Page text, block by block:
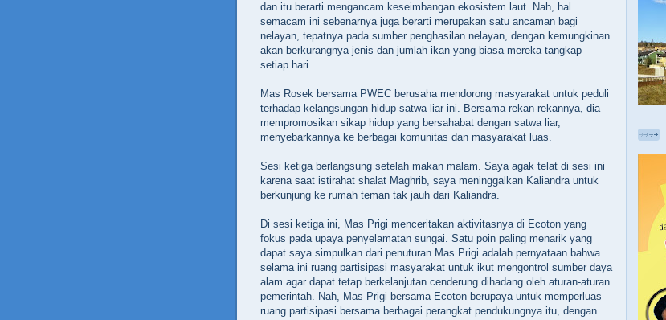
dan itu berarti mengancam keseimbangan ekosistem laut. Nah, hal
semacam ini sebenarnya juga berarti merupakan satu ancaman bagi
nelayan, tepatnya pada sumber penghasilan nelayan, dengan kemungkinan
akan berkurangnya jenis dan jumlah ikan yang biasa mereka tangkap
setiap hari.
Mas Rosek bersama PWEC berusaha mendorong masyarakat untuk peduli
terhadap kelangsungan hidup satwa liar ini. Bersama rekan-rekannya, dia
mempromosikan sikap hidup yang bersahabat dengan satwa liar,
menyebarkannya ke berbagai komunitas dan masyarakat luas.
Sesi ketiga berlangsung setelah makan malam. Saya agak telat di sesi ini
karena saat istirahat shalat Maghrib, saya meninggalkan Kaliandra untuk
berkunjung ke rumah teman tak jauh dari Kaliandra.
Di sesi ketiga ini, Mas Prigi menceritakan aktivitasnya di Ecoton yang
fokus pada upaya penyelamatan sungai. Satu poin paling menarik yang
dapat saya simpulkan dari penuturan Mas Prigi adalah pernyataan bahwa
selama ini ruang partisipasi masyarakat untuk ikut mengontrol sumber daya
alam agar dapat tetap berkelanjutan cenderung dihadang oleh aturan-aturan
pemerintah. Nah, Mas Prigi bersama Ecoton berupaya untuk memperluas
ruang partisipasi bersama berbagai perangkat pendukungnya itu, dengan